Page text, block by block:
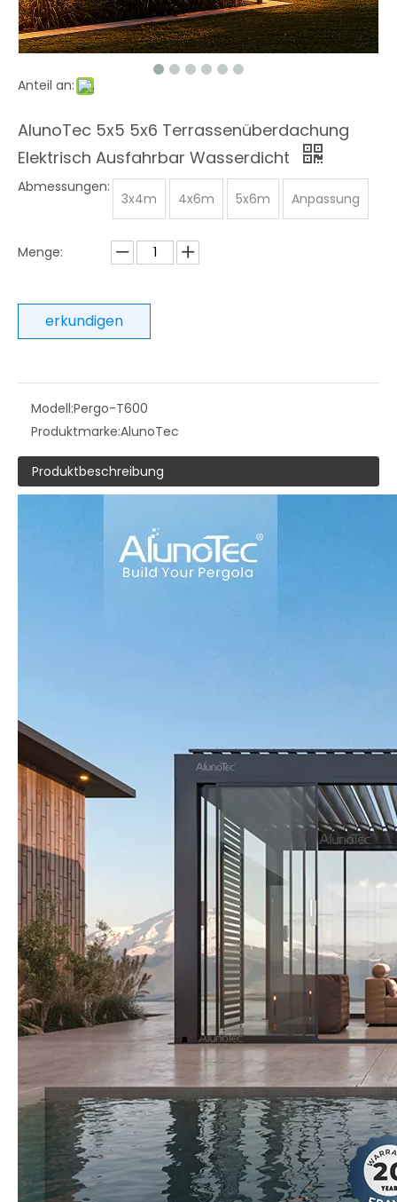
Anteil an:
AlunoTec 5x5 5x6 Terrassenüberdachung
Elektrisch Ausfahrbar Wasserdicht
Abmessungen:
3x4m 4x6m 5x6m Anpassung
Menge:
erkundigen
Modell:Pergo-T600
Produktmarke:AlunoTec
Produktbeschreibung